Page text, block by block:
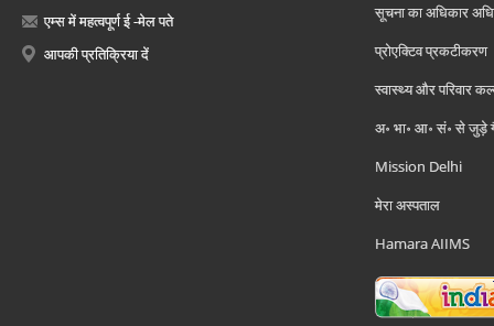
एम्स में महत्वपूर्ण ई -मेल पते
आपकी प्रतिक्रिया दें
सूचना का अधिकार
प्रोएक्टिव प्रकटीकरण
स्वास्थ्य और परिवार
अ॰ भा॰ आ॰ सं॰ से जुड़े
Mission Delhi
मेरा अस्पताल
Hamara AIIMS